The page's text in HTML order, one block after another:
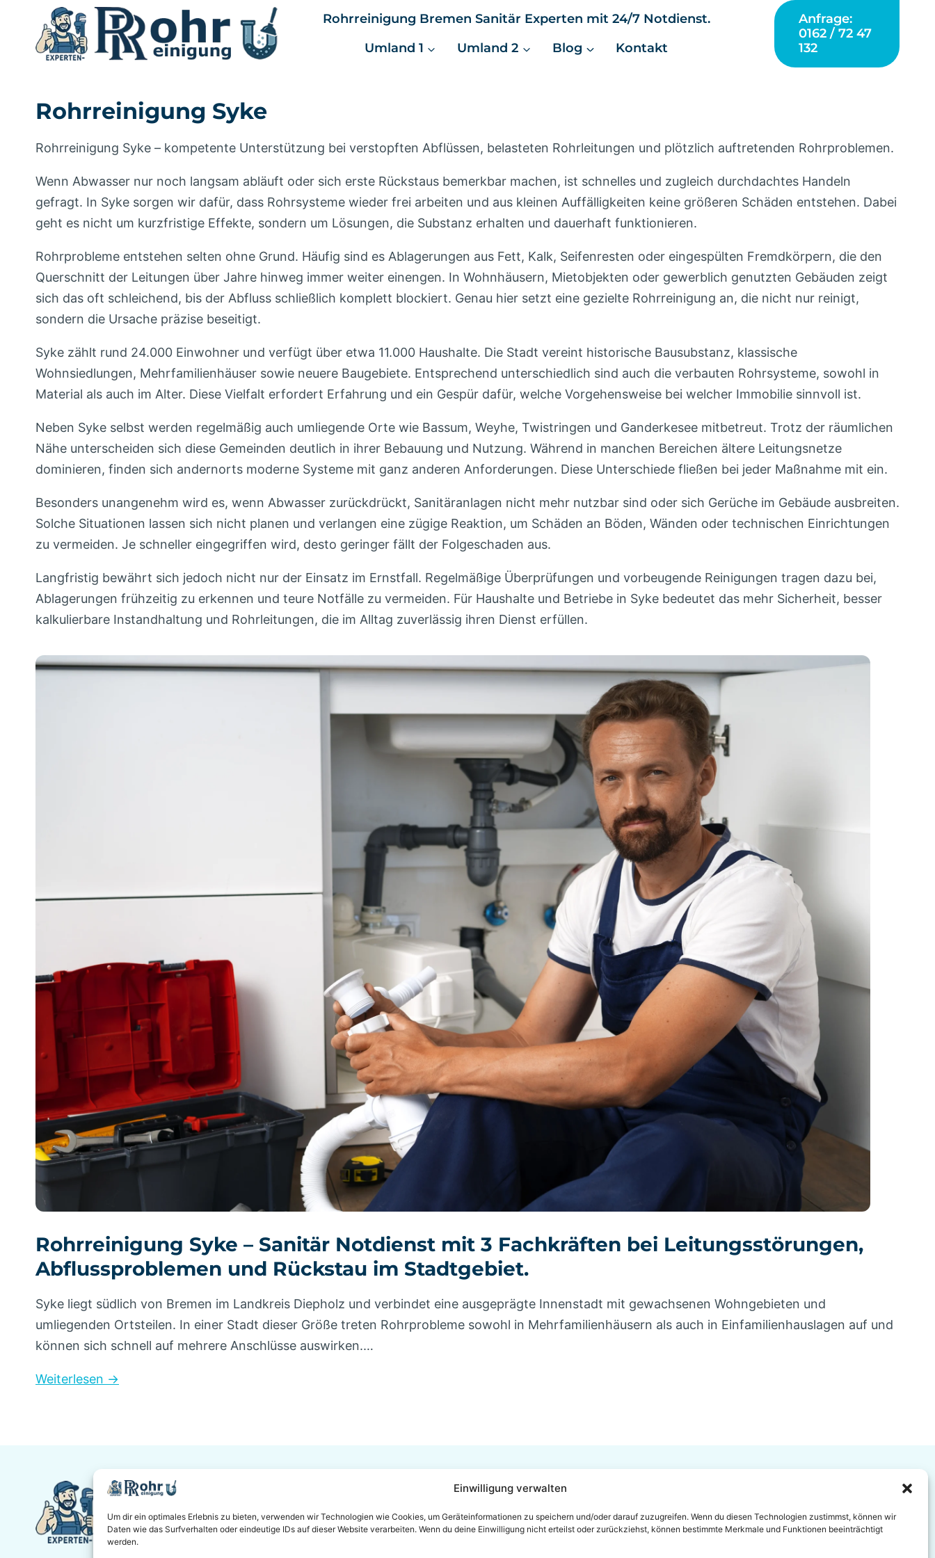
Einwilligung verwalten
Um dir ein optimales Erlebnis zu bieten, verwenden wir Technologien wie Cookies, um Geräteinformationen zu speichern und/oder darauf zuzugreifen. Wenn du diesen Technologien zustimmst, können wir
Daten wie das Surfverhalten oder eindeutige IDs auf dieser Website verarbeiten. Wenn du deine Einwilligung nicht erteilst oder zurückziehst, können bestimmte Merkmale und Funktionen beeinträchtigt
werden.
springen
Rohrreinigung Bremen Sanitär Experten mit 24/7 Notdienst.
Umland 1
Umland 2 Blog Kontakt
Anfrage:
0162 / 72 47
132
Rohrreinigung Syke
Rohrreinigung Syke – kompetente Unterstützung bei verstopften Abflüssen, belasteten Rohrleitungen und plötzlich auftretenden Rohrproblemen.
Wenn Abwasser nur noch langsam abläuft oder sich erste Rückstaus bemerkbar machen, ist schnelles und zugleich durchdachtes Handeln
gefragt. In Syke sorgen wir dafür, dass Rohrsysteme wieder frei arbeiten und aus kleinen Auffälligkeiten keine größeren Schäden entstehen. Dabei
geht es nicht um kurzfristige Effekte, sondern um Lösungen, die Substanz erhalten und dauerhaft funktionieren.
Rohrprobleme entstehen selten ohne Grund. Häufig sind es Ablagerungen aus Fett, Kalk, Seifenresten oder eingespülten Fremdkörpern, die den
Querschnitt der Leitungen über Jahre hinweg immer weiter einengen. In Wohnhäusern, Mietobjekten oder gewerblich genutzten Gebäuden zeigt
sich das oft schleichend, bis der Abfluss schließlich komplett blockiert. Genau hier setzt eine gezielte Rohrreinigung an, die nicht nur reinigt,
sondern die Ursache präzise beseitigt.
Syke zählt rund 24.000 Einwohner und verfügt über etwa 11.000 Haushalte. Die Stadt vereint historische Bausubstanz, klassische
Wohnsiedlungen, Mehrfamilienhäuser sowie neuere Baugebiete. Entsprechend unterschiedlich sind auch die verbauten Rohrsysteme, sowohl in
Material als auch im Alter. Diese Vielfalt erfordert Erfahrung und ein Gespür dafür, welche Vorgehensweise bei welcher Immobilie sinnvoll ist.
Neben Syke selbst werden regelmäßig auch umliegende Orte wie Bassum, Weyhe, Twistringen und Ganderkesee mitbetreut. Trotz der räumlichen
Nähe unterscheiden sich diese Gemeinden deutlich in ihrer Bebauung und Nutzung. Während in manchen Bereichen ältere Leitungsnetze
dominieren, finden sich andernorts moderne Systeme mit ganz anderen Anforderungen. Diese Unterschiede fließen bei jeder Maßnahme mit ein.
Besonders unangenehm wird es, wenn Abwasser zurückdrückt, Sanitäranlagen nicht mehr nutzbar sind oder sich Gerüche im Gebäude ausbreiten.
Solche Situationen lassen sich nicht planen und verlangen eine zügige Reaktion, um Schäden an Böden, Wänden oder technischen Einrichtungen
zu vermeiden. Je schneller eingegriffen wird, desto geringer fällt der Folgeschaden aus.
Langfristig bewährt sich jedoch nicht nur der Einsatz im Ernstfall. Regelmäßige Überprüfungen und vorbeugende Reinigungen tragen dazu bei,
Ablagerungen frühzeitig zu erkennen und teure Notfälle zu vermeiden. Für Haushalte und Betriebe in Syke bedeutet das mehr Sicherheit, besser
kalkulierbare Instandhaltung und Rohrleitungen, die im Alltag zuverlässig ihren Dienst erfüllen.
Rohrreinigung Syke – Sanitär Notdienst mit 3 Fachkräften bei Leitungsstörungen,
Abflussproblemen und Rückstau im Stadtgebiet.
Syke liegt südlich von Bremen im Landkreis Diepholz und verbindet eine ausgeprägte Innenstadt mit gewachsenen Wohngebieten und
umliegenden Ortsteilen. In einer Stadt dieser Größe treten Rohrprobleme sowohl in Mehrfamilienhäusern als auch in Einfamilienhauslagen auf und
können sich schnell auf mehrere Anschlüsse auswirken.…
Weiterlesen →
Cookie-Richtlinie (EU)
Rohrreinigung Kassel
Rohrreinigung Mannheim Rohrreinigung Notdienst